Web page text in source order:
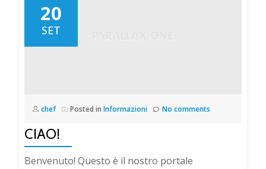
20
SET
chef Posted in Informazioni No comments
CIAO!
Benvenuto! Questo è il nostro portale